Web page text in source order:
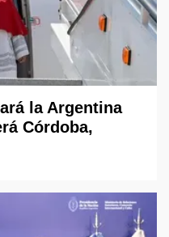
la Argentina
Córdoba,